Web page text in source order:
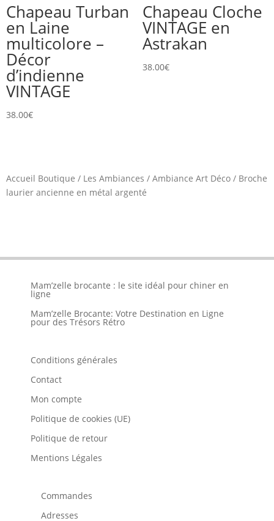
Chapeau Turban
en Laine
multicolore –
Décor
d’indienne
VINTAGE
38.00€
Chapeau Cloche
VINTAGE en
Astrakan
38.00€
Accueil Boutique / Les Ambiances / Ambiance Art Déco / Broche
laurier ancienne en métal argenté
Mam’zelle brocante : le site idéal pour chiner en
ligne
Mam’zelle Brocante: Votre Destination en Ligne
pour des Trésors Rétro
Conditions générales
Contact
Mon compte
Politique de cookies (UE)
Politique de retour
Mentions Légales
Commandes
Adresses